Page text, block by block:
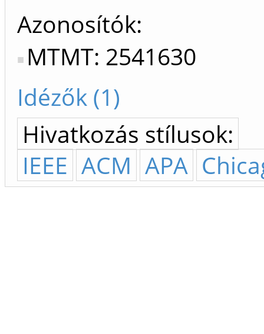
Azonosítók
MTMT: 2541630
Idézők (1)
Hivatkozás stílusok:
IEEE ACM APA